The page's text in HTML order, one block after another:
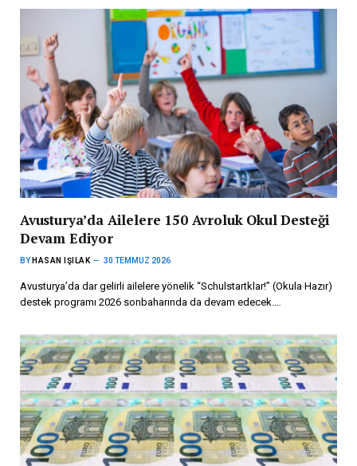
Avusturya’da Ailelere 150 Avroluk Okul Desteği
Devam Ediyor
BY HASAN IŞILAK 30 TEMMUZ 2026
Avusturya’da dar gelirli ailelere yönelik “Schulstartklar!” (Okula Hazır)
destek programı 2026 sonbaharında da devam edecek.…